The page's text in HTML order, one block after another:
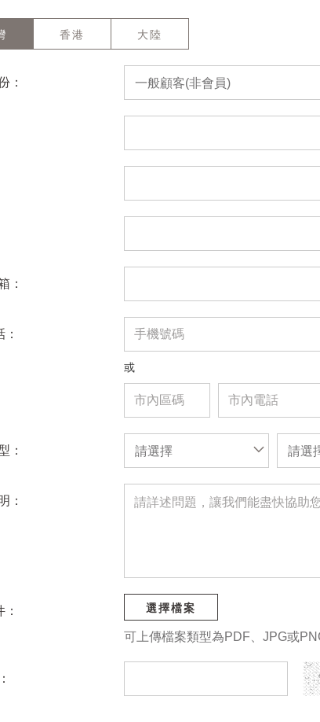
香港 大陸
： 一般顧客(非會員)
：
或
： 請選擇 請選
：
： 選擇檔案
可上傳檔案類型為PDF、JPG或